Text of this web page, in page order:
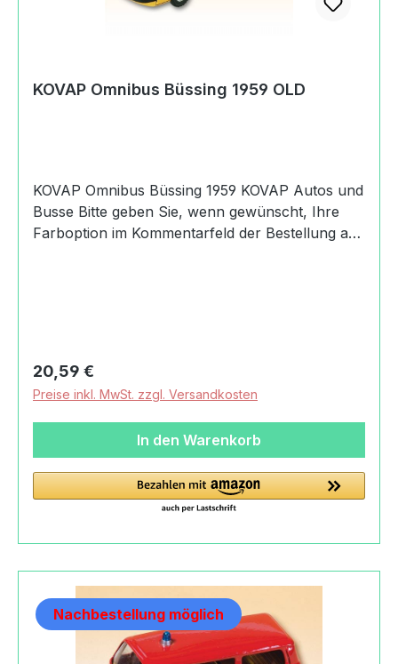
KOVAP Omnibus Büssing 1959 OLD
KOVAP Omnibus Büssing 1959 KOVAP Autos und
Busse Bitte geben Sie, wenn gewünscht, Ihre
Farboption im Kommentarfeld der Bestellung an.
AufziehenHerkunftCzech
madeSicherheitAchtung! Nicht für Kinder unter
36 Monaten geeignet. Verschluckbare
Kleinteile.Angaben zum Hersteller
(Informationspflichten zur GPSR
Produktsicherheitsverordnung) KOVAP Náchod,
s.r.o.Bítouchovská47301 Semily, Czech
Republic+420 481 625 590filip.klepek@kovap.cz
Regulärer Preis:
20,59 €
Preise inkl. MwSt. zzgl. Versandkosten
In den Warenkorb
Nachbestellung möglich